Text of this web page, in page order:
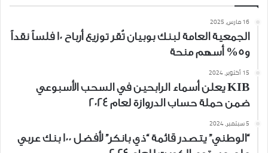
16 مارس، 2025
الجمعية العامة لبنك بوبيان تُقر توزيع أرباح 10 فلساً نقداً
و5% أسهم منحة
15 أكتوبر، 2024
KIB يعلن أسماء الرابحين في السحب الأسبوعي
ضمن حملة حساب الدروازة لعام 2024
5 سبتمبر، 2024
“الوطني” يتصدر قائمة “ذي بانكر” لأفضل 100 بنك عربي